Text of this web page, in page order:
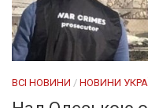
ВСІ НОВИНИ / НОВИНИ